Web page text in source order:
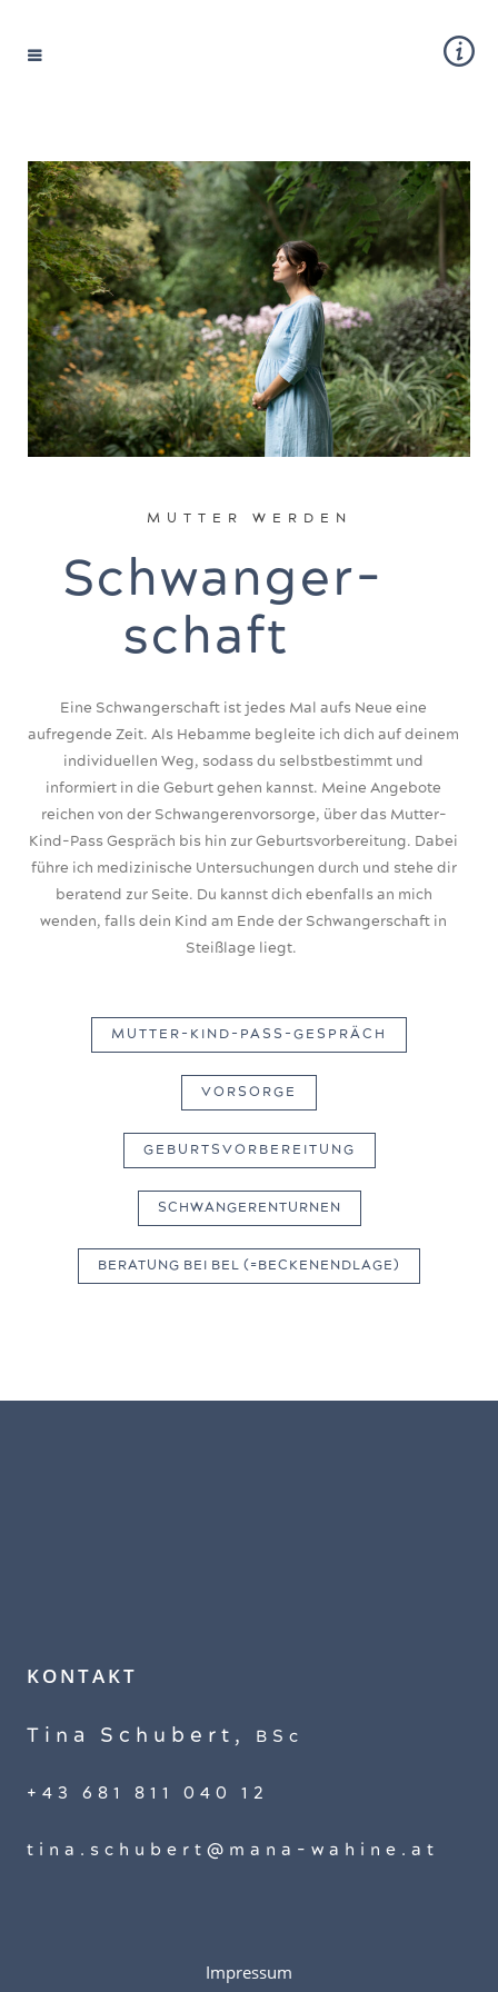
MUTTER WERDEN
Schwanger-
schaft
Eine Schwangerschaft ist jedes Mal aufs Neue eine
aufregende Zeit. Als Hebamme begleite ich dich auf deinem
individuellen Weg, sodass du selbstbestimmt und
informiert in die Geburt gehen kannst. Meine Angebote
reichen von der Schwangerenvorsorge, über das Mutter-
Kind-Pass Gespräch bis hin zur Geburtsvorbereitung. Dabei
führe ich medizinische Untersuchungen durch und stehe dir
beratend zur Seite. Du kannst dich ebenfalls an mich
wenden, falls dein Kind am Ende der Schwangerschaft in
Steißlage liegt.
MUTTER-KIND-PASS-GESPRÄCH
VORSORGE
GEBURTSVORBEREITUNG
SCHWANGERENTURNEN
BERATUNG BEI BEL (=BECKENENDLAGE)
KONTAKT
Tina Schubert, BSc
+43 681 811 040 12
tina.schubert@mana-wahine.at
Impressum